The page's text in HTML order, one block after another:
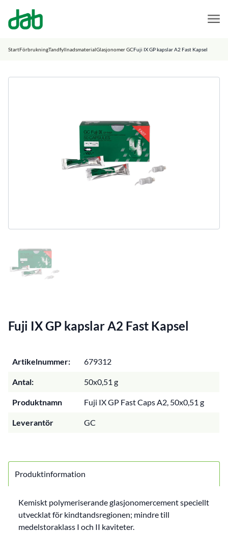
DAB Dental
StartFörbrukningTandfyllnadsmaterialGlasjonomer GCFuji IX GP kapslar A2 Fast Kapsel
Fuji IX GP kapslar A2 Fast Kapsel
Artikelnummer: 679312
Antal: 50x0,51 g
Produktnamn Fuji IX GP Fast Caps A2, 50x0,51 g
Leverantör GC
Produktinformation
Kemiskt polymeriserande glasjonomercement speciellt
utvecklat för kindtandsregionen; mindre till
medelstoraklass I och II kaviteter.